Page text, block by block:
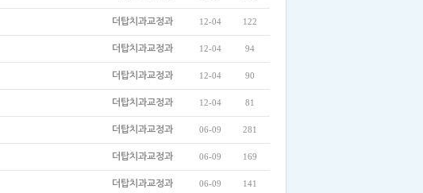
더탑치과교정과 12-04 122
더탑치과교정과 12-04 94
더탑치과교정과 12-04 90
더탑치과교정과 12-04 81
더탑치과교정과 06-09 281
더탑치과교정과 06-09 169
더탑치과교정과 06-09 141